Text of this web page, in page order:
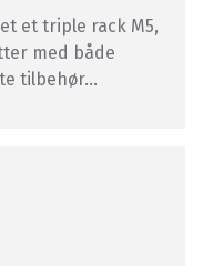
et triple rack M5,
med både
tilbehør...